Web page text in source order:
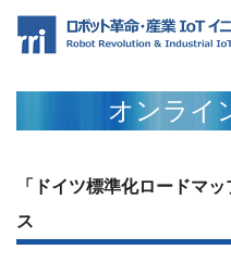
オンライ
「ドイツ標準化ロードマ
ス